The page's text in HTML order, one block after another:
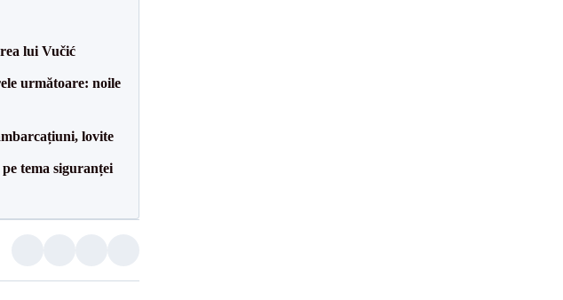
lui Vučić
următoare: noile
lovite
tema siguranței